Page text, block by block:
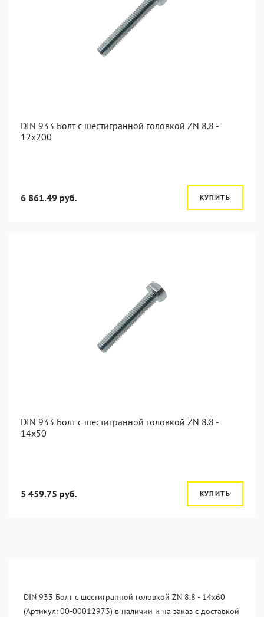
DIN 933 Болт с шестигранной головкой ZN 8.8 -
12x200
6 861.49 руб. КУПИТЬ
DIN 933 Болт с шестигранной головкой ZN 8.8 -
14x50
5 459.75 руб. КУПИТЬ
DIN 933 Болт с шестигранной головкой ZN 8.8 - 14x60
(Артикул: 00-00012973) в наличии и на заказ с доставкой